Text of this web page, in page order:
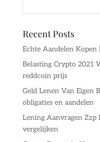
Recent Posts
Echte Aandelen Kopen
Belasting Crypto 2021
reddcoin prijs
Geld Lenen Van Eigen
obligaties en aandelen
Lening Aanvragen Zzp
vergelijken